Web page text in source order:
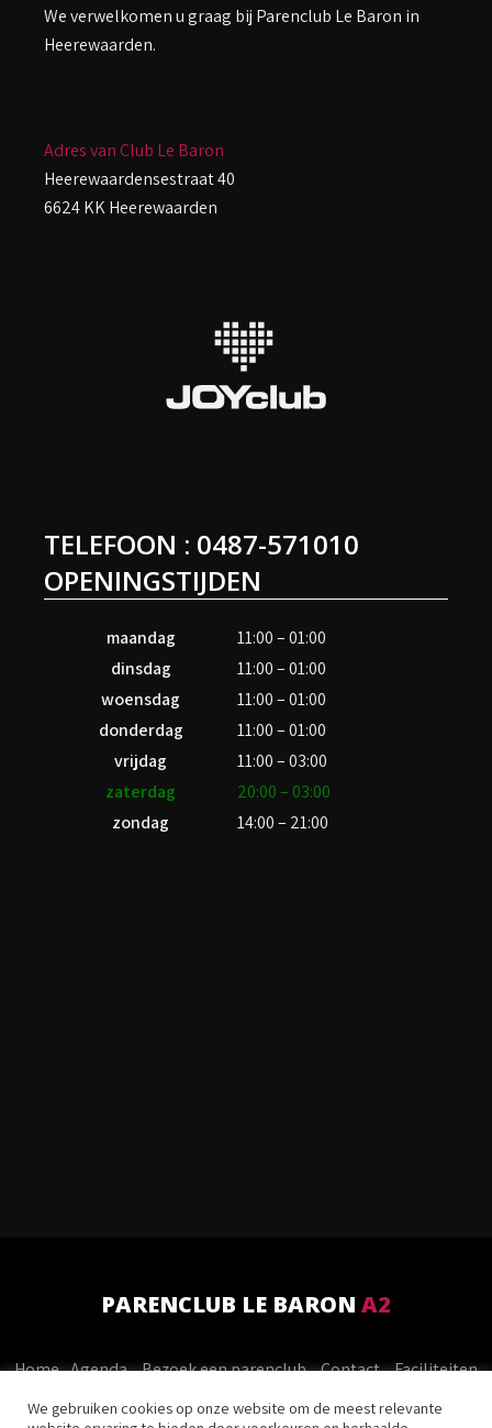
We verwelkomen u graag bij Parenclub Le Baron in
Heerewaarden.
Adres van Club Le Baron
Heerewaardensestraat 40
6624 KK Heerewaarden
TELEFOON : 0487-571010
OPENINGSTIJDEN
maandag
11:00 – 01:00
dinsdag
11:00 – 01:00
woensdag
11:00 – 01:00
donderdag
11:00 – 01:00
vrijdag
11:00 – 03:00
zaterdag
20:00 – 03:00
zondag
14:00 – 21:00
PARENCLUB LE BARON A2
Home Agenda Bezoek een parenclub Contact
Faciliteiten
Foto’s
Gastenboek Prijzen
We gebruiken cookies op onze website om de meest relevante